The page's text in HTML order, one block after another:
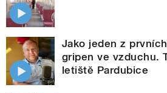
Jako jeden z
gripen ve vzduchu.
letiště Pardubice